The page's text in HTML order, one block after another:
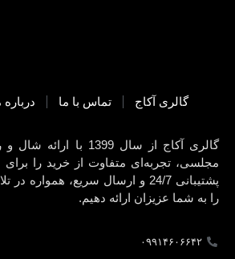
گالری آکاج تماس با ما درباره
گالری آکاج از سال
مجلسی، تجربه‌ای متفاوت از خرید را
پشتیبانی 24/7 و ارسال سریع،
را به شما عزیزان ارائه دهیم.
۰۹۹۱۴۶۰۶۶۴۲